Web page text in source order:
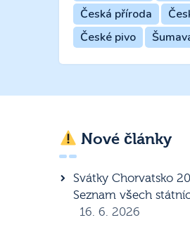
Česká příroda
České pivo
Nové články
Svátky Chorvatsko
Seznam všech
16. 6. 2026